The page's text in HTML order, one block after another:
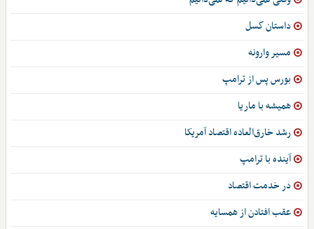
داستان گسل
مسیر وارونه
بورس پس از ترامپ
همیشه با ماریا
رشد خارق‌العاده اقتصاد آمریکا
آینده با ترامپ
در خدمت اقتصاد
عقب افتادن از همسایه